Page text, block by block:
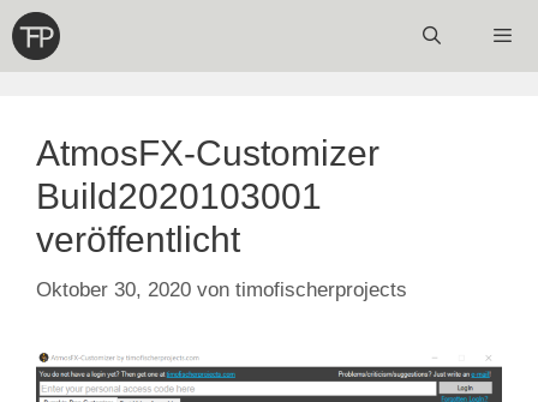
Zum
Inhalt
springen
AtmosFX-Customizer
Build2020103001
veröffentlicht
Oktober 30, 2020 von timofischerprojects